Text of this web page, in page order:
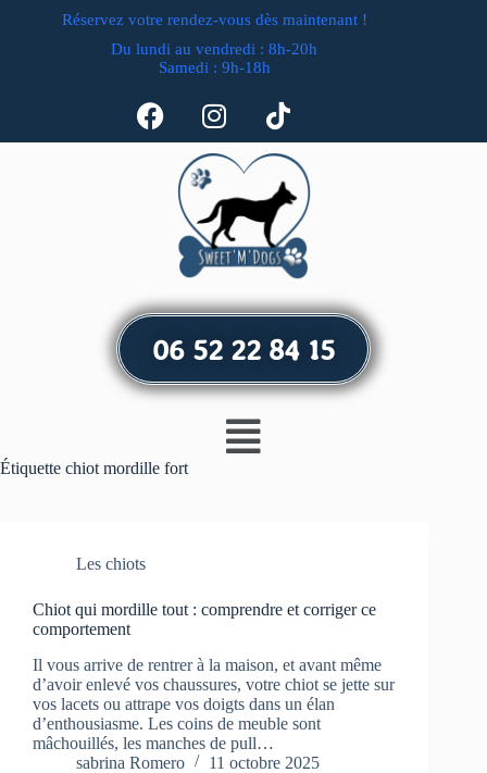
Réservez votre rendez-vous dès maintenant !
Du lundi au vendredi : 8h-20h
Samedi : 9h-18h
06 52 22 84 15
Étiquette chiot mordille fort
Les chiots
Chiot qui mordille tout : comprendre et corriger ce
comportement
Il vous arrive de rentrer à la maison, et avant même
d’avoir enlevé vos chaussures, votre chiot se jette sur
vos lacets ou attrape vos doigts dans un élan
d’enthousiasme. Les coins de meuble sont
mâchouillés, les manches de pull…
sabrina Romero
11 octobre 2025